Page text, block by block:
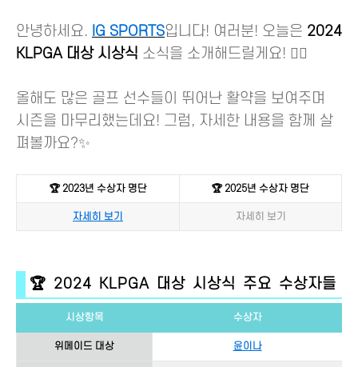
안녕하세요. IG SPORTS입니다! 여러분! 오늘은 2024
KLPGA 대상 시상식 소식을 소개해드릴게요! 🏌️‍♀️
올해도 많은 골프 선수들이 뛰어난 활약을 보여주며
시즌을 마무리했는데요! 그럼, 자세한 내용을 함께 살
펴볼까요?✨
🏆 2023년 수상자 명단 🏆 2025년 수상자 명단
자세히 보기 자세히 보기
🏆 2024 KLPGA 대상 시상식 주요 수상자들
시상항목 수상자
위메이드 대상 윤이나